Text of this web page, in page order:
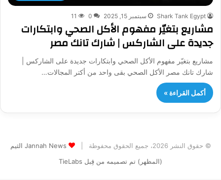
Shark Tank Egypt سبتمبر 15, 2025 0
11
مشاريع بتغيّر مفهوم الأكل الصحي وابتكارات
جديدة على الشاركس | شارك تانك مصر
مشاريع بتغيّر مفهوم الأكل الصحي وابتكارات جديدة على الشاركس |
شارك تانك مصر الأكل الصحي بقى واحد من أكتر المجالات…
أكمل القراءة »
© حقوق النشر 2026، جميع الحقوق محفوظة |
Jannah News الثيم
(المظهر) تم تصميمه من قِبل TieLabs